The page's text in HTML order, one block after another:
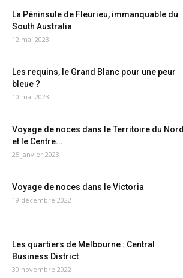
La Péninsule de Fleurieu, immanquable du
South Australia
12 mai 2023
Les requins, le Grand Blanc pour une peur
bleue ?
10 mai 2023
Voyage de noces dans le Territoire du Nord
et le Centre...
25 janvier 2023
Voyage de noces dans le Victoria
19 décembre 2022
Les quartiers de Melbourne : Central
Business District
30 novembre 2022